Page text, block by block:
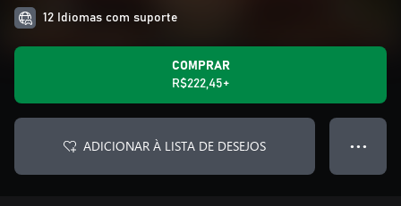
12 Idiomas com suporte
COMPRAR
R$222,45+
ADICIONAR À LISTA DE DESEJOS ● ● ●